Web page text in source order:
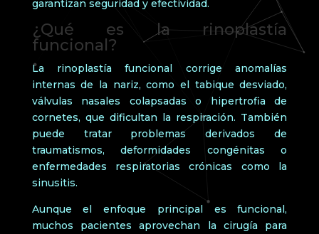
garantizan seguridad y efectividad.
¿Qué es la rinoplastía
funcional?
La rinoplastía funcional corrige anomalías
internas de la nariz, como el tabique desviado,
válvulas nasales colapsadas o hipertrofia de
cornetes, que dificultan la respiración. También
puede tratar problemas derivados de
traumatismos, deformidades congénitas o
enfermedades respiratorias crónicas como la
sinusitis.
Aunque el enfoque principal es funcional,
muchos pacientes aprovechan la cirugía para